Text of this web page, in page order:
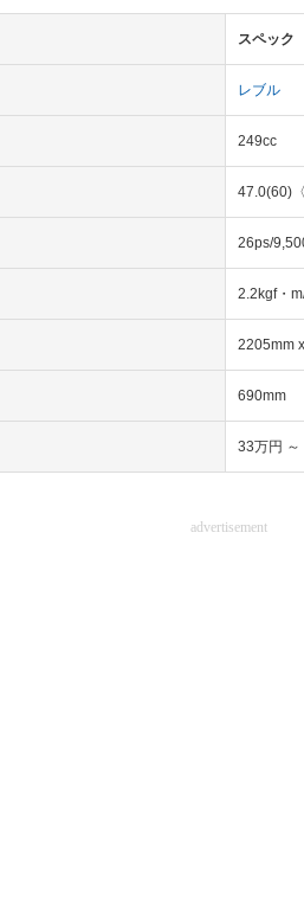
スペック
レブル
249cc
47.0(60)
26ps/
2.2kgf・
2205mm
690mm
33万円 ～
advertisement